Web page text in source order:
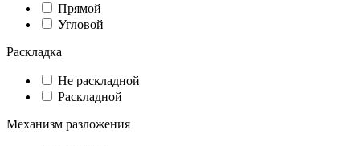
Прямой
Угловой
Раскладка
Не раскладной
Раскладной
Механизм разложения